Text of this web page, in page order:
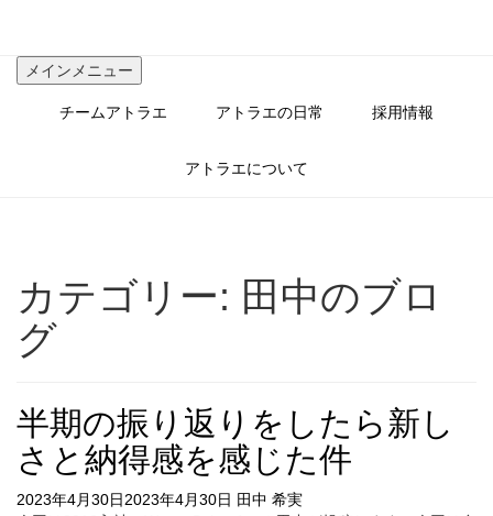
メインメニュー
チームアトラエ アトラエの日常 採用情報
アトラエについて
カテゴリー: 田中のブロ
グ
半期の振り返りをしたら新し
さと納得感を感じた件
2023年4月30日2023年4月30日 田中 希実